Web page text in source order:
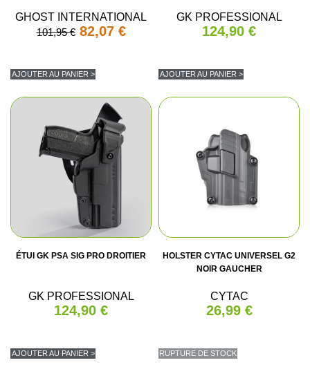
GHOST INTERNATIONAL
101,95 € 82,07 €
AJOUTER AU PANIER >
GK PROFESSIONAL
124,90 €
AJOUTER AU PANIER >
ÉTUI GK PSA SIG PRO DROITIER
GK PROFESSIONAL
124,90 €
AJOUTER AU PANIER >
HOLSTER CYTAC UNIVERSEL G2
NOIR GAUCHER
CYTAC
26,99 €
RUPTURE DE STOCK